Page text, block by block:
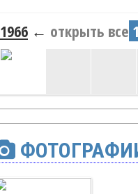
1966 ← открыть все